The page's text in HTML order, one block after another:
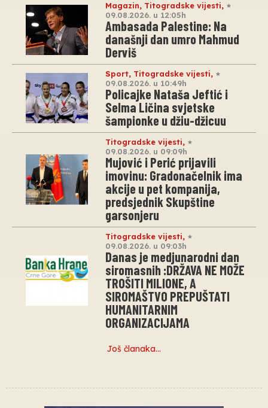
Magazin, Titogradske vijesti,
09.08.2026. u 12:05h
Ambasada Palestine: Na
današnji dan umro Mahmud
Derviš
Sport, Titogradske vijesti,
09.08.2026. u 10:49h
Policajke Nataša Jeftić i
Selma Ličina svjetske
šampionke u džiu-džicuu
Titogradske vijesti,
09.08.2026. u 09:09h
Mujović i Perić prijavili
imovinu: Gradonačelnik ima
akcije u pet kompanija,
predsjednik Skupštine
garsonjeru
Titogradske vijesti,
09.08.2026. u 09:03h
Danas je medjunarodni dan
siromasnih :DRŽAVA NE MOŽE
TROŠITI MILIONE, A
SIROMAŠTVO PREPUŠTATI
HUMANITARNIM
ORGANIZACIJAMA
Još članaka…